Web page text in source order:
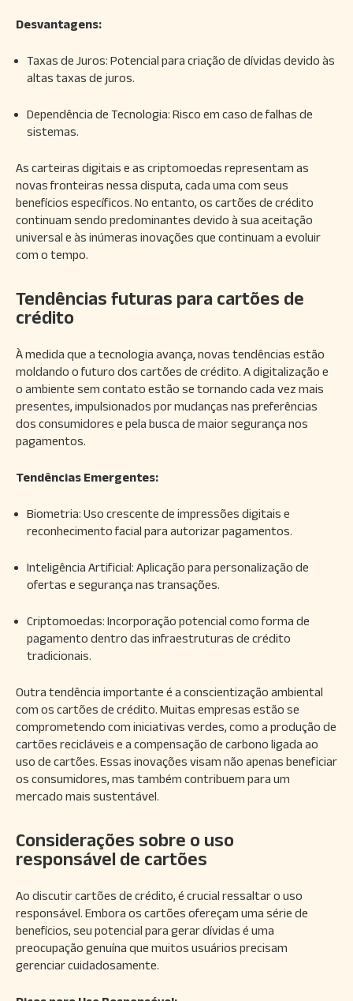
Desvantagens:
Taxas de Juros: Potencial para criação de dívidas devido às
altas taxas de juros.
Dependência de Tecnologia: Risco em caso de falhas de
sistemas.
As carteiras digitais e as criptomoedas representam as
novas fronteiras nessa disputa, cada uma com seus
benefícios específicos. No entanto, os cartões de crédito
continuam sendo predominantes devido à sua aceitação
universal e às inúmeras inovações que continuam a evoluir
com o tempo.
Tendências futuras para cartões de
crédito
À medida que a tecnologia avança, novas tendências estão
moldando o futuro dos cartões de crédito. A digitalização e
o ambiente sem contato estão se tornando cada vez mais
presentes, impulsionados por mudanças nas preferências
dos consumidores e pela busca de maior segurança nos
pagamentos.
Tendências Emergentes:
Biometria: Uso crescente de impressões digitais e
reconhecimento facial para autorizar pagamentos.
Inteligência Artificial: Aplicação para personalização de
ofertas e segurança nas transações.
Criptomoedas: Incorporação potencial como forma de
pagamento dentro das infraestruturas de crédito
tradicionais.
Outra tendência importante é a conscientização ambiental
com os cartões de crédito. Muitas empresas estão se
comprometendo com iniciativas verdes, como a produção de
cartões recicláveis e a compensação de carbono ligada ao
uso de cartões. Essas inovações visam não apenas beneficiar
os consumidores, mas também contribuem para um
mercado mais sustentável.
Considerações sobre o uso
responsável de cartões
Ao discutir cartões de crédito, é crucial ressaltar o uso
responsável. Embora os cartões ofereçam uma série de
benefícios, seu potencial para gerar dívidas é uma
preocupação genuína que muitos usuários precisam
gerenciar cuidadosamente.